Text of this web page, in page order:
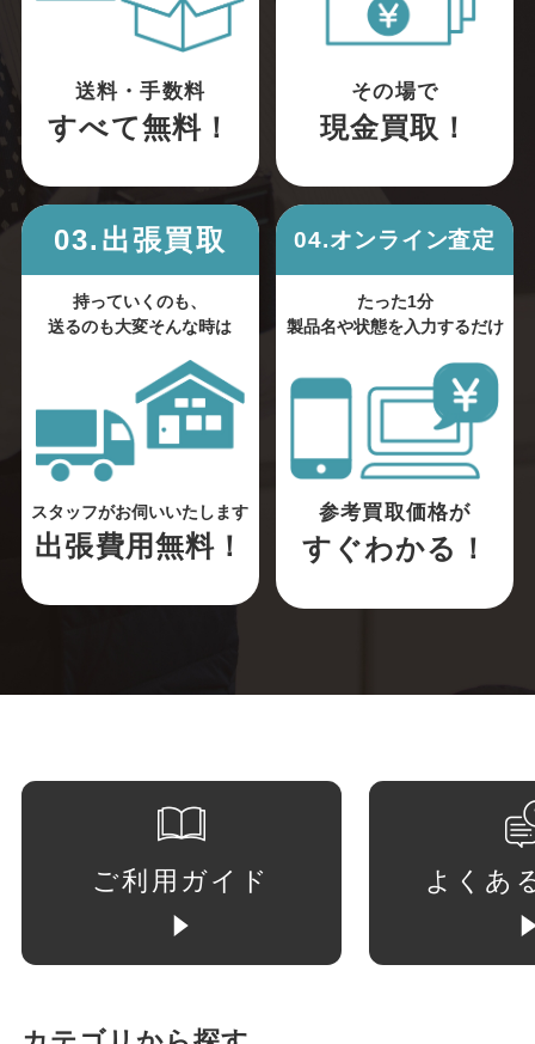
送料・手数料
すべて無料！
その場で
現金買取！
03.出張買取
持っていくのも、
送るのも大変そんな時は
スタッフがお伺いいたします
出張費用無料！
04.オンライン査定
たった1分
製品名や状態を入力するだけ
参考買取価格が
すぐわかる！
ご利用ガイド よくあ